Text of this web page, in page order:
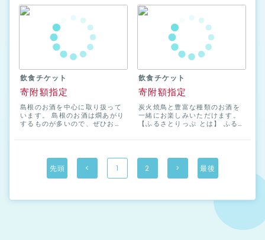
レベルが違います！ まずは日替
わりの「おすすめメニュー」の
料理をご賞味ください！ ●脂の
のった、噂の「のどぐろ」 時に
は１ｋｇオーバーのものも入
る、これからますます旨くなる
「のどぐろ」。 その日、一番の
ものを厳選して仕入れ！ 刺身は
もちろん炙り、塩焼き、煮付け
どれをとっても文句なし！個人
的には炙ったのどぐろに塩と酢
橘で食べるのが一番好きな深田
です！ ●隠れ名物 主水 明石
焼き 奥出雲で遊牧で育ち遺伝子
組み換えでない餌を食べ、奥出
雲の綺麗な地下水をのみながら
き上げます♪ 創立社長（現会
長）オススメの一品です！ ●旬
の島根野菜の数々 当店では松江
地元ならではの食材を使ってい
ます。 【ふるさとりっぷ と
は】 ふるさと納税を、訪れた土
地の店舗や施設にてQR コード
を用いてその場で直接寄附を行
えて、すぐに返礼品を受け取る
ことができるサービスです。 1.
現地で直接寄附してすぐに受け
取れる 店舗や施設にて QR コー
ドよりその場で直接寄附を行
い、すぐに返礼品を受け取れま
す。 スマホから行えるため、気
軽に納税することができます。
2. ふるさと納税を現地で決済で
きる 現地で決済できるので、納
税の手続きにハードルを感じて
る 体験型返礼品にてホテルへの
宿泊旅先の食事、イベント参加
納税から地域の魅力発信・ブラ
ンディングに繋がります。
飲食チケット
寄附額指定
島根のお酒を中心に取り扱って
います。 島根のお酒は燗あがり
するものが多いので、ぜひお燗
あります。 松江のクラフトビー
ルや、酒蔵が作った梅酒やゆず
酒もあります。 カウンター8
席、３畳のこあがりがひとつの
す。 【ふるさとりっぷ とは】
飲食チケット
寄附額指定
炭火焼鳥と豊富な種類のお酒を
一緒にお楽しみいただけます。
【ふるさとりっぷ とは】 ふる
ぐに返礼品を受け取ることがで
きるサービスです。 1. 現地で直
接寄附してすぐに受け取れる 店
舗や施設にて QR コードよりそ
返礼品を受け取れます。 スマホ
から行えるため、気軽に納税す
と納税を現地で決済できる 現地
で決済できるので、納税の手続
先頭 < 1 2 > 最後